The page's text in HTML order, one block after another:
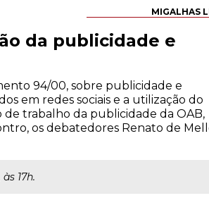
MIGALHAS
da publicidade e
94/00, sobre publicidade e
em redes sociais e a utilização do
trabalho da publicidade da OAB,
os debatedores Renato de
17h.